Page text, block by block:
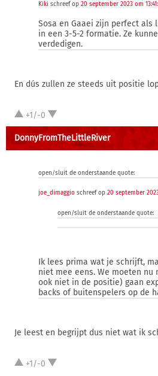
Kiki schreef op 20 september 2023 om 13:41:
Sosa en Gaaei zijn perfect als
in een 3-5-2 formatie. Ze
verdedigen.
En dús zullen ze steeds uit positie
+1/-0
DonnyFromTheLittleRiver
open/sluit de onderstaande quote:
joe_dimaggio schreef op 20 september
open/sluit de onderstaande quote:
Ik lees prima wat je schrijft,
niet mee eens. We moeten nu
ook niet in de positie) gaan
backs of buitenspelers op de
Je leest en begrijpt dus niet wat ik
+1/-0